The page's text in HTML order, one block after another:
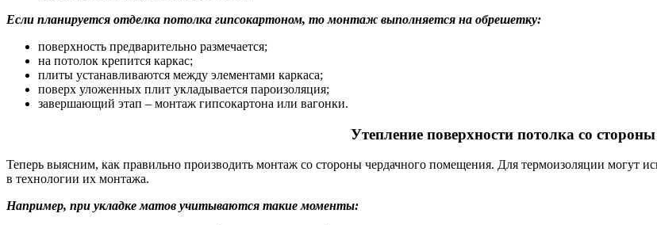
Если планируется отделка потолка гипсокартоном, то монтаж выполняется на обрешетку:
поверхность предварительно размечается;
на потолок крепится каркас;
плиты устанавливаются между элементами каркаса;
поверх уложенных плит укладывается пароизоляция;
завершающий этап – монтаж гипсокартона или вагонки.
Утепление поверхности потолка со
Теперь выясним, как правильно производить монтаж со стороны чердачного помещения. Для термоизоляции могут
в технологии их монтажа.
Например, при укладке матов учитываются такие моменты: